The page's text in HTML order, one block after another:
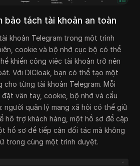
bảo tách tài khoản an toàn
khoản Telegram trong một trình
cookie và bộ nhớ cục bộ có thể
khiến công việc tài khoản trở nên
Với DICloak, bạn có thể tạo một
cho từng tài khoản Telegram. Mỗi
vân tay, cookie, bộ nhớ và cấu
người quản lý mạng xã hội có thể giữ
hỗ trợ khách hàng, một hồ sơ để cập
hồ sơ để tiếp cận đối tác mà không
trong cùng một trình duyệt.